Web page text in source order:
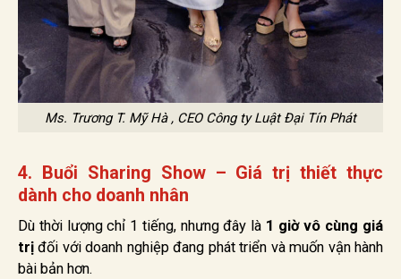
Ms. Trương T. Mỹ Hà , CEO Công ty Luật Đại Tín Phát
4. Buổi Sharing Show – Giá trị thiết thực
dành cho doanh nhân
Dù thời lượng chỉ 1 tiếng, nhưng đây là 1 giờ vô cùng giá
trị đối với doanh nghiệp đang phát triển và muốn vận hành
bài bản hơn.